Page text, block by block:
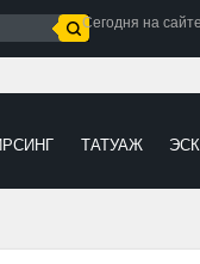
Сегодня на сайте
ТАТУАЖ